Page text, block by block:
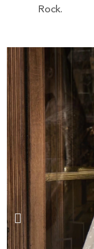
Rock.